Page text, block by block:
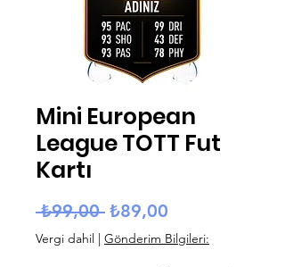
Mini European
League TOTT Fut
Kartı
₺99,00 Normal Fiyat
₺89,00
Vergi dahil | Gönderim Bilgileri: